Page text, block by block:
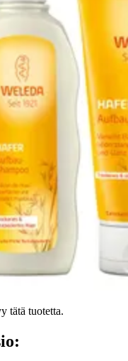
tätä tuotetta.